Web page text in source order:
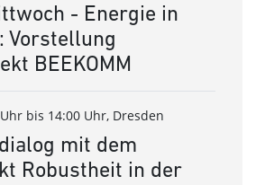
- Energie in
Vorstellung
BEEKOMM
bis 14:00 Uhr, Dresden
mit dem
Robustheit in der